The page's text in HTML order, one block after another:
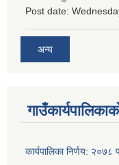
Post date:
अन्य
कार्यपालिका निर्णय: २०७८